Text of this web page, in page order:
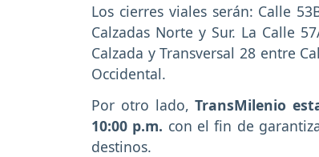
Los cierres viales serán: Calle
Calzadas Norte y Sur. La Calle
Calzada y Transversal 28 entre
Occidental.
Por otro lado,TransMilenio
10:00 p.m. con el fin de
destinos.